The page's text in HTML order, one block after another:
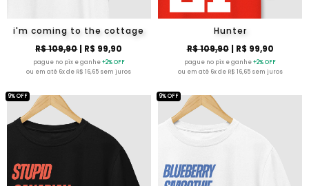
i'm coming to the cottage
R$ 109,90| R$ 99,90
pague no pix e ganhe+2% OFF
ou em até 6x de R$ 16,65 sem juros
Hunter
R$ 109,90| R$ 99,90
pague no pix e ganhe+2% OFF
ou em até 6x de R$ 16,65 sem juros
9% OFF 9% OFF